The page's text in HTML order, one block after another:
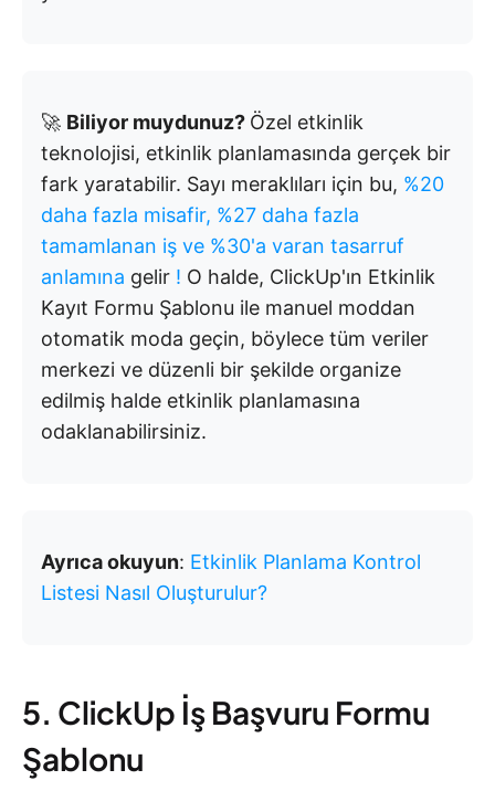
🚀 Biliyor muydunuz? Özel etkinlik
teknolojisi, etkinlik planlamasında gerçek bir
fark yaratabilir. Sayı meraklıları için bu, %20
daha fazla misafir, %27 daha fazla
tamamlanan iş ve %30'a varan tasarruf
anlamına gelir ! O halde, ClickUp'ın Etkinlik
Kayıt Formu Şablonu ile manuel moddan
otomatik moda geçin, böylece tüm veriler
merkezi ve düzenli bir şekilde organize
edilmiş halde etkinlik planlamasına
odaklanabilirsiniz.
Ayrıca okuyun: Etkinlik Planlama Kontrol
Listesi Nasıl Oluşturulur?
5. ClickUp İş Başvuru Formu
Şablonu